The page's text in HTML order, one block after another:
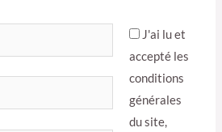
J'ai lu et
accepté les
conditions
générales
du site,